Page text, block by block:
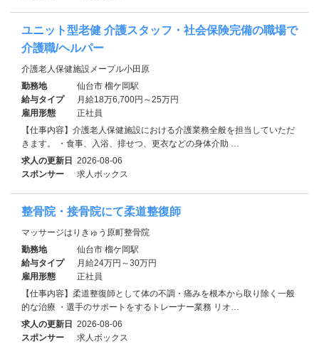
ユニット型老健 介護スタッフ・社会保険完備の職場で
介護職/ヘルパー
介護老人保健施設メープル小田原
勤務地
仙台市 榴ケ岡駅
給与タイプ
月給18万6,700円～25万円
雇用形態
正社員
【仕事内容】介護老人保健施設における介護業務全般を担当していただ
きます。 ・食事、入浴、排せつ、更衣などの身体介助 …
求人の更新日 2026-08-06
スポンサー
求人ボックス
整骨院・接骨院にて柔道整復師
マッサージはりきゅう原町整骨院
勤務地
仙台市 榴ケ岡駅
給与タイプ
月給24万円～30万円
雇用形態
正社員
【仕事内容】柔道整復師として体の不調・痛みを根本から取り除く一般
的な治療 ・選手のサポートをするトレーナー業務 リオ…
求人の更新日 2026-08-06
スポンサー
求人ボックス